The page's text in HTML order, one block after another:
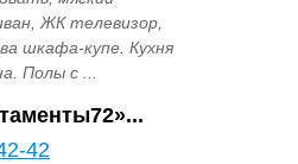
ЖК телевизор,
шкафа-купе. Кухня
Полы с ...
42